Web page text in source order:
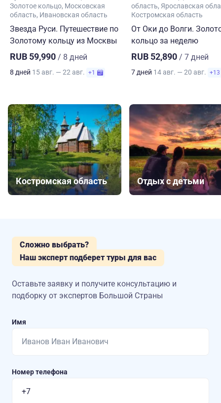
Золотое кольцо Московская
область Ивановская область
Звезда Руси. Путешествие по
Золотому кольцу из Москвы
RUB 59,990 / 8 дней
8 дней 15 авг. — 22 авг. +1
область Ярославская
Костромская область
От Оки до Волги.
кольцо за неделю
RUB 52,890 / 7 дней
7 дней 14 авг. — 20 авг. +13
Костромская область Отдых с детьми
Сложно выбрать?
Наш эксперт подберет туры для вас
Оставьте заявку и получите консультацию и
подборку от экспертов Большой Страны
Имя
Номер телефона